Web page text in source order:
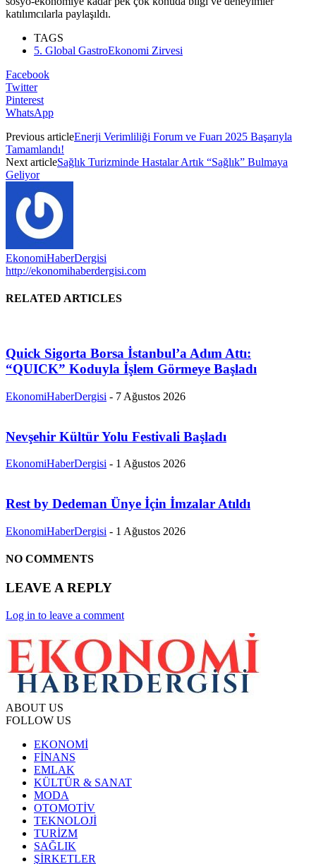
katılımcılarla paylaşıldı.
TAGS
5. Global GastroEkonomi Zirvesi
Facebook
Twitter
Pinterest
WhatsApp
Previous articleEnerji Verimliliği Forum ve Fuarı 2025 Başarıyla
Tamamlandı!
Next articleSağlık Turizminde Hastalar Artık “Sağlık” Bulmaya
Geliyor
EkonomiHaberDergisi
http://ekonomihaberdergisi.com
RELATED ARTICLES
Quick Sigorta Borsa İstanbul’a Adım Attı:
“QUICK” Koduyla İşlem Görmeye Başladı
EkonomiHaberDergisi - 7 Ağustos 2026
Nevşehir Kültür Yolu Festivali Başladı
EkonomiHaberDergisi - 1 Ağustos 2026
Rest by Dedeman Ünye İçin İmzalar Atıldı
EkonomiHaberDergisi - 1 Ağustos 2026
NO COMMENTS
LEAVE A REPLY
Log in to leave a comment
ABOUT US
FOLLOW US
EKONOMİ
FİNANS
EMLAK
KÜLTÜR & SANAT
MODA
OTOMOTİV
TEKNOLOJİ
TURİZM
SAĞLIK
ŞİRKETLER